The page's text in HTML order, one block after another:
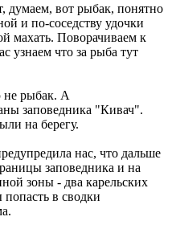
думаем, вот рыбак, понятно
и по-соседству удочки
махать. Поворачиваем к
узнаем что за рыба тут
не рыбак. А
заповедника "Кивач".
на берегу.
нас, что дальше
заповедника и на
зоны - два карельских
в сводки